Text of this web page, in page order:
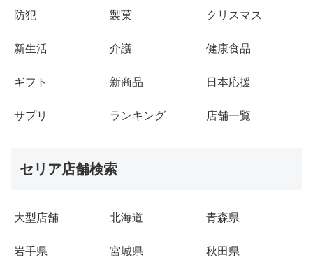
防犯 製菓 クリスマス
新生活 介護 健康食品
ギフト 新商品 日本応援
サプリ ランキング 店舗一覧
セリア店舗検索
大型店舗 北海道 青森県
岩手県 宮城県 秋田県